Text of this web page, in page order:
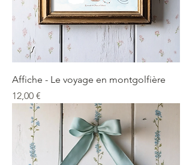
Affiche - Le voyage en montgolfière
Precio
12,00 €